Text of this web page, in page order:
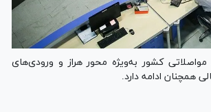
کشور به‌ویژه محور هراز و ورودی‌های
همچنان ادامه دارد.